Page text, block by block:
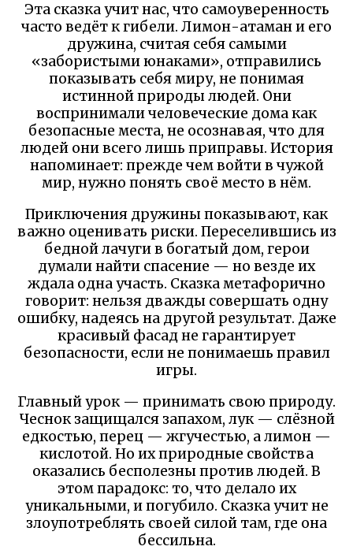
Эта сказка учит нас, что самоуверенность
часто ведёт к гибели. Лимон-атаман и его
дружина, считая себя самыми
«забористыми юнаками», отправились
показывать себя миру, не понимая
истинной природы людей. Они
воспринимали человеческие дома как
безопасные места, не осознавая, что для
людей они всего лишь приправы. История
напоминает: прежде чем войти в чужой
мир, нужно понять своё место в нём.
Приключения дружины показывают, как
важно оценивать риски. Переселившись из
бедной лачуги в богатый дом, герои
думали найти спасение — но везде их
ждала одна участь. Сказка метафорично
говорит: нельзя дважды совершать одну
ошибку, надеясь на другой результат. Даже
красивый фасад не гарантирует
безопасности, если не понимаешь правил
игры.
Главный урок — принимать свою природу.
Чеснок защищался запахом, лук — слёзной
едкостью, перец — жгучестью, а лимон —
кислотой. Но их природные свойства
оказались бесполезны против людей. В
этом парадокс: то, что делало их
уникальными, и погубило. Сказка учит не
злоупотреблять своей силой там, где она
бессильна.